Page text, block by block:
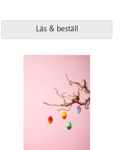
Läs & beställ